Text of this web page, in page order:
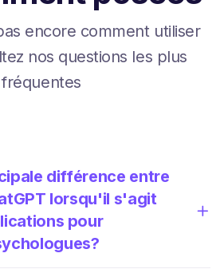
encore comment utiliser
nos questions les plus
fréquentes
différence entre
lorsqu'il s'agit
pour